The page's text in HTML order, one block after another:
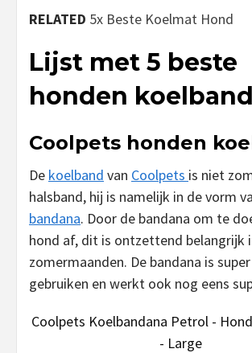
RELATED 5x Beste Koelmat Hond
Lijst met 5 beste
honden
Coolpets honden
De koelband van Coolpets is niet
halsband, hij is namelijk in de vorm
bandana. Door de bandana om te
hond af, dit is ontzettend belangrijk
zomermaanden. De bandana is
gebruiken en werkt ook nog eens
Coolpets Koelbandana Petrol -
- Large